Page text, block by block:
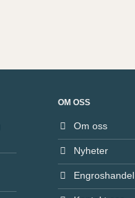
OM OSS
Om oss
Nyheter
Engroshandel